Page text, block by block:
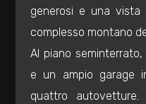
generosi e una vista
complesso montano
Al piano
e un ampio garage
quattro autovetture.
Totale
mq